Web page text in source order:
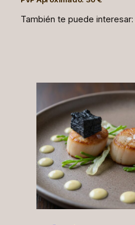
También te puede interesar: